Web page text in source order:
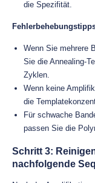
die Spezifität.
Wenn Sie mehrere
Sie die Annealing-
Zyklen.
Wenn keine
die
Für schwache
passen Sie die
Schritt 3:
nachfolgende